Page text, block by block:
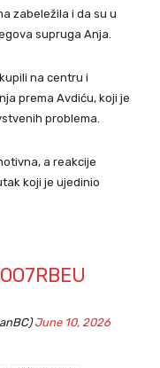
zabeležila i da su u
supruga Anja.
na centru i
prema Avdiću, koji je
problema.
a reakcije
koji je ujedinio
June 10, 2026